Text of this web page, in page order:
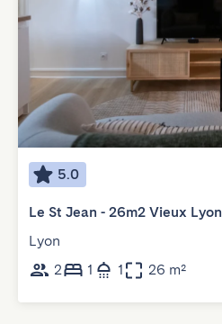
5.0
Le St Jean - 26m2 Vieux Lyon
Lyon
2
1 1 26 m²